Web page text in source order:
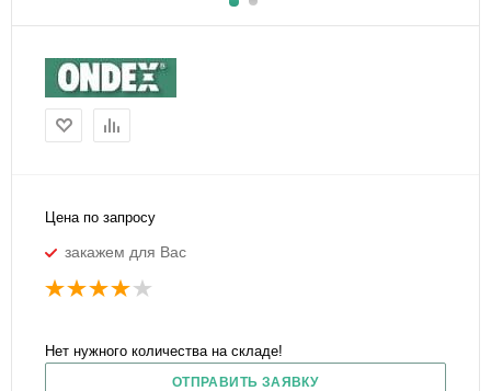
Цена по запросу
закажем для Вас
Нет нужного количества на складе!
ОТПРАВИТЬ ЗАЯВКУ